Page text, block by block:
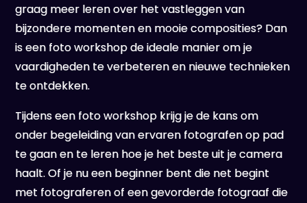
graag meer leren over het vastleggen van
bijzondere momenten en mooie composities? Dan
is een foto workshop de ideale manier om je
vaardigheden te verbeteren en nieuwe technieken
te ontdekken.
Tijdens een foto workshop krijg je de kans om
onder begeleiding van ervaren fotografen op pad
te gaan en te leren hoe je het beste uit je camera
haalt. Of je nu een beginner bent die net begint
met fotograferen of een gevorderde fotograaf die